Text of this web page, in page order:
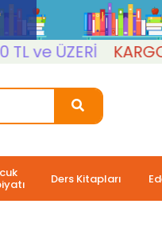
ÜZERİ KARGO
Ders Kitapları